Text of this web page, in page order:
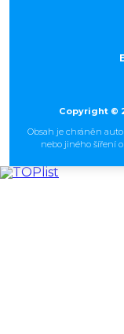
Copyright ©
Obsah je chráněn
nebo jiného šíření